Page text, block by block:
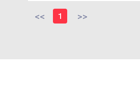
<< 1 >>